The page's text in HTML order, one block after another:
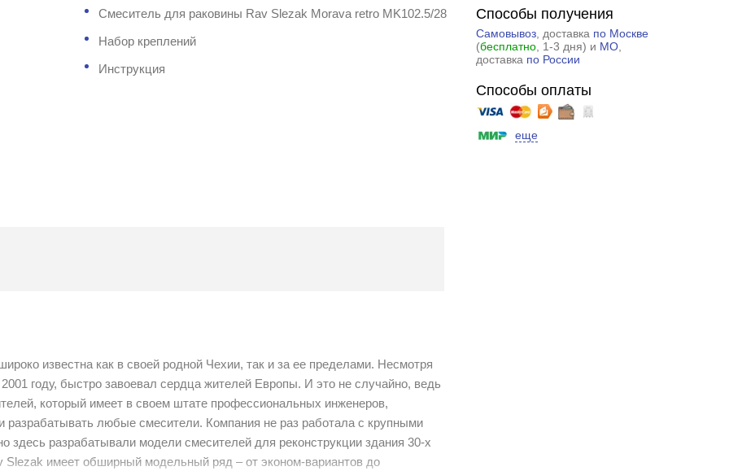
Смеситель для раковины Rav Slezak Morava retro MK102.5/28
Набор креплений
Инструкция
Способы получения
Самовывоз, доставка по Москве
(бесплатно, 1-3 дня) и МО,
доставка по России
Способы оплаты
еще
известна как в своей родной Чехии, так и за ее пределами. Несмотря
году, быстро завоевал сердца жителей Европы. И это не случайно, ведь
который имеет в своем штате профессиональных инженеров,
разрабатывать любые смесители. Компания не раз работала с крупными
разрабатывали модели смесителей для реконструкции здания 30-х
имеет обширный модельный ряд – от эконом-вариантов до